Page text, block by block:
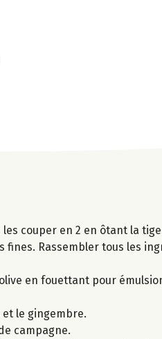
couper en 2 en ôtant la
fines. Rassembler tous les
en fouettant pour
le gingembre.
campagne.